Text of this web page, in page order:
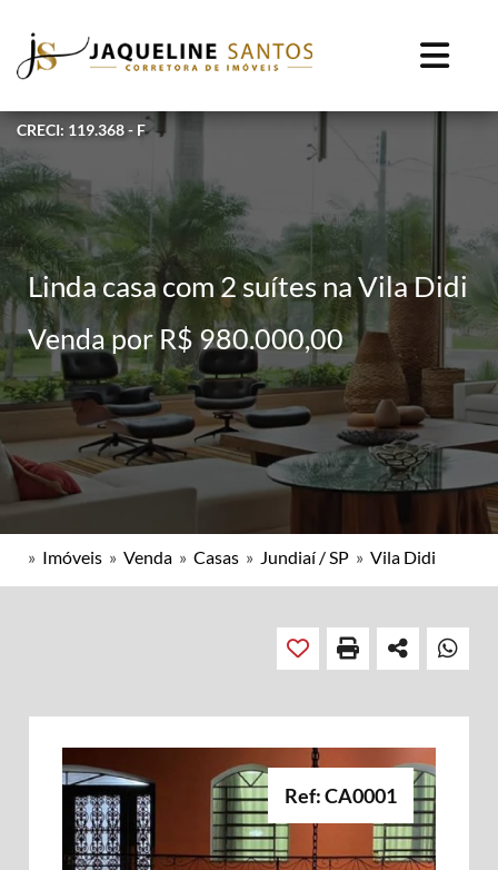
CRECI: 119.368 - F
Linda casa com 2 suítes na Vila Didi
Venda por R$ 980.000,00
» Imóveis » Venda » Casas » Jundiaí / SP » Vila Didi
Ref: CA0001